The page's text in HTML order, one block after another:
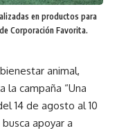
en productos para
Corporación Favorita.
animal,
la campaña “Una
14 de agosto al 10
apoyar a